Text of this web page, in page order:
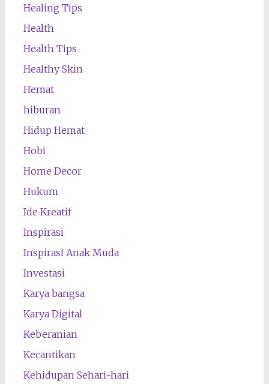
Healing Tips
Health
Health Tips
Healthy Skin
Hemat
hiburan
Hidup Hemat
Hobi
Home Decor
Hukum
Ide Kreatif
Inspirasi
Inspirasi Anak Muda
Investasi
Karya bangsa
Karya Digital
Keberanian
Kecantikan
Kehidupan Sehari-hari